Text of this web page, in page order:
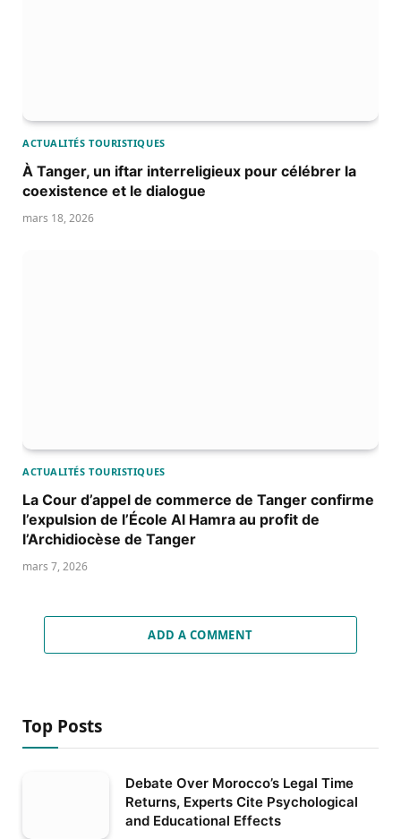
ACTUALITÉS TOURISTIQUES
À Tanger, un iftar interreligieux pour célébrer la
coexistence et le dialogue
mars 18, 2026
ACTUALITÉS TOURISTIQUES
La Cour d’appel de commerce de Tanger confirme
l’expulsion de l’École Al Hamra au profit de
l’Archidiocèse de Tanger
mars 7, 2026
ADD A COMMENT
Top Posts
Debate Over Morocco’s Legal Time
Returns, Experts Cite Psychological
and Educational Effects